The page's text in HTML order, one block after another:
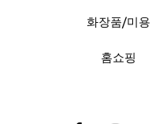
화장품/미용
홈쇼핑